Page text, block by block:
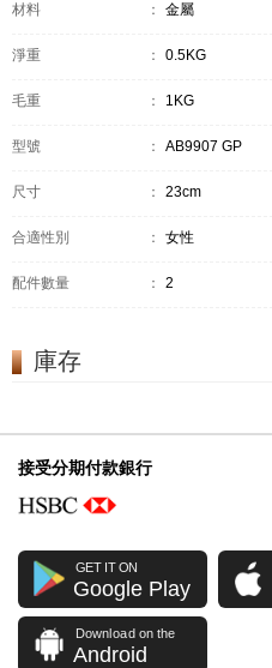
材料 ： 金屬
淨重 ： 0.5KG
毛重 ： 1KG
型號 ： AB9907 GP
尺寸 ： 23cm
合適性別 ： 女性
配件數量 ： 2
庫存
接受分期付款銀行
GET IT ON
Google Play
Download on the
Android